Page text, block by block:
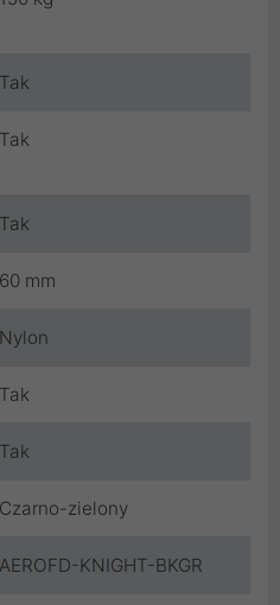
Tak
Tak
Tak
60 mm
Nylon
Tak
Tak
Czarno-zielony
AEROFD-KNIGHT-BKGR